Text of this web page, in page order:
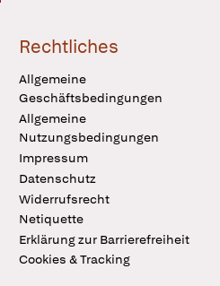
Rechtliches
Allgemeine
Geschäftsbedingungen
Allgemeine
Nutzungsbedingungen
Impressum
Datenschutz
Widerrufsrecht
Netiquette
Erklärung zur Barrierefreiheit
Cookies & Tracking